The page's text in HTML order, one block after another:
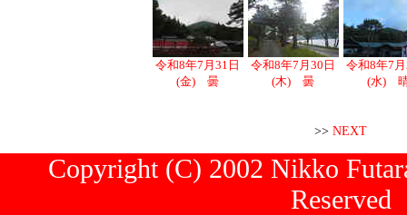
令和8年7月31日
(金) 曇
令和8年7月30日
(木) 曇
令和8年7
(水)
>> NEXT
Copyright (C) 2002 Nikko
Reserved